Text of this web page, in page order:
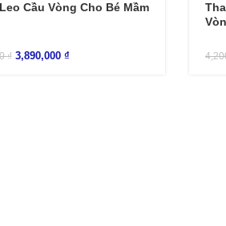
Cầu Vòng Cho Bé Mầm
₫ 3,890,000 ₫